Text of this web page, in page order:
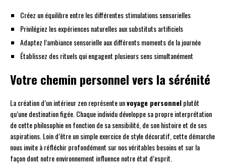
Créez un équilibre entre les différentes stimulations sensorielles
Privilégiez les expériences naturelles aux substituts artificiels
Adaptez l’ambiance sensorielle aux différents moments de la journée
Établissez des rituels qui engagent plusieurs sens simultanément
Votre chemin personnel vers la sérénité
La création d’un intérieur zen représente unvoyage personnelplutôt
qu’une destination figée. Chaque individu développe sa propre interprétation
de cette philosophie en fonction de sa sensibilité, de son histoire et de ses
aspirations. Loin d’être un simple exercice de style décoratif, cette démarche
nous invite à réfléchir profondément sur nos véritables besoins et sur la
façon dont notre environnement influence notre état d’esprit.